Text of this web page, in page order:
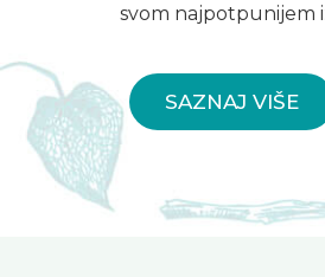
svom najpotpunijem
SAZNAJ VIŠE